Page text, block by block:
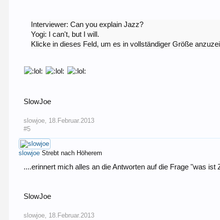
Interviewer: Can you explain Jazz?
Yogi: I can't, but I will.
Klicke in dieses Feld, um es in vollständiger Größe
SlowJoe
slowjoe 18.Februar.2013
#5
slowjoe Strebt nach Höherem
....erinnert mich alles an die Antworten auf die Frage "was ist
SlowJoe
slowjoe 18.Februar.2013